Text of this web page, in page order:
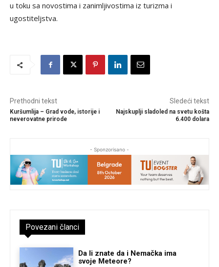
u toku sa novostima i zanimljivostima iz turizma i
ugostiteljstva.
Prethodni tekst
Kuršumlija – Grad vode, istorije i
neverovatne prirode
Sledeći tekst
Najskuplji sladoled na svetu košta
6.400 dolara
- Sponzorisano -
Povezani članci
Da li znate da i Nemačka ima
svoje Meteore?